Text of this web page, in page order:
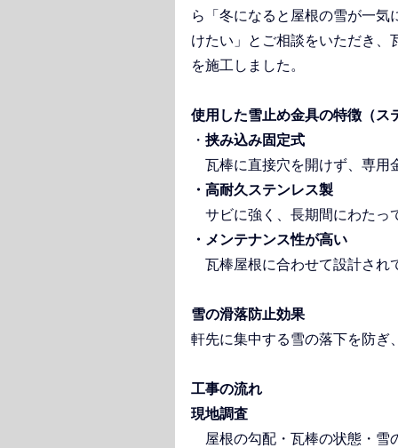
ら「冬になると屋根の雪が一
けたい」とご相談をいただき、
を施工しました。
使用した雪止め金具の特徴（ス
・ 挟み込み固定式
瓦棒に直接穴を開けず、専用
・高耐久ステンレス製
サビに強く、長期間にわたっ
・メンテナンス性が高い
瓦棒屋根に合わせて設計され
雪の滑落防止効果
軒先に集中する雪の落下を防ぎ
工事の流れ
現地調査
屋根の勾配・瓦棒の状態・雪